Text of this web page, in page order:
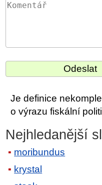
Je definice
o výrazu fiskální
Nejhledanější
moribundus
krystal